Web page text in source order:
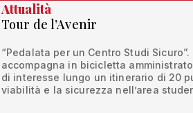
Attualità
Tour de l’Avenir
“Pedalata per un Centro Studi
accompagna in bicicletta
di interesse lungo un itinerario di 20
viabilità e la sicurezza nell’area